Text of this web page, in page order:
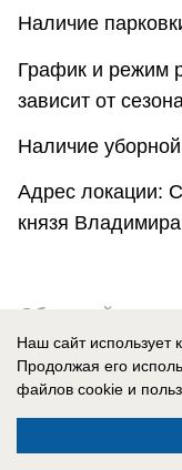
Наличие
График и режим
зависит от
Наличие
Адрес локации:
князя Владимира
Обзорный
Наш сайт использует
Продолжая его
файлов cookie и